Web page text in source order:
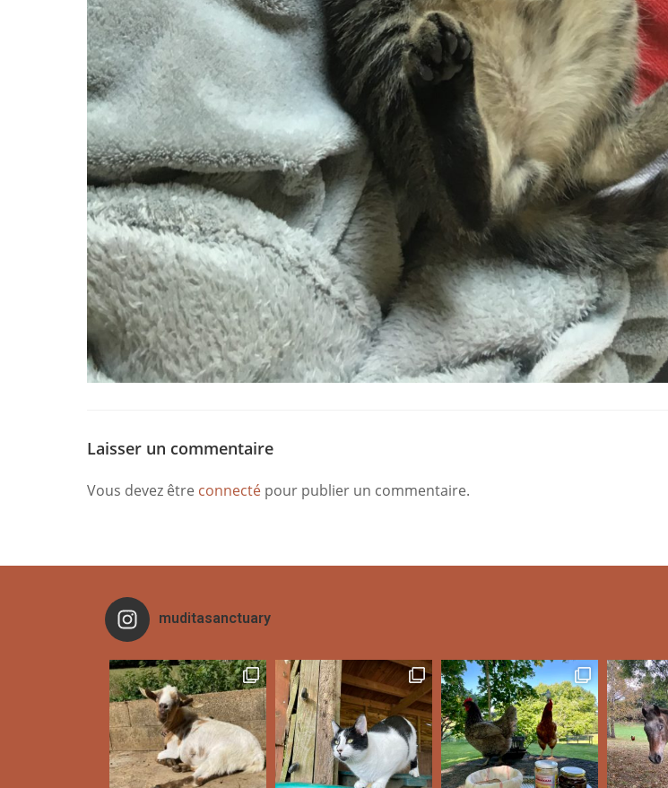
Laisser un commentaire
Vous devez être connecté pour publier un commentaire.
muditasanctuary